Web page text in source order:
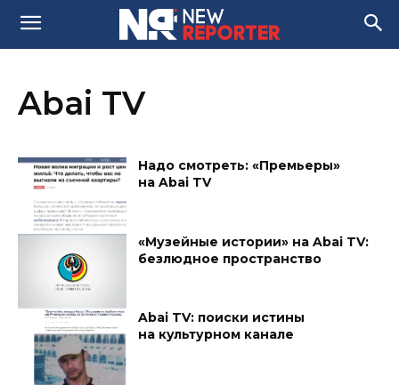
Abai TV
Надо смотреть: «Премьеры»
на Abai TV
«Музейные истории» на Abai TV:
безлюдное пространство
Abai TV: поиски истины
на культурном канале